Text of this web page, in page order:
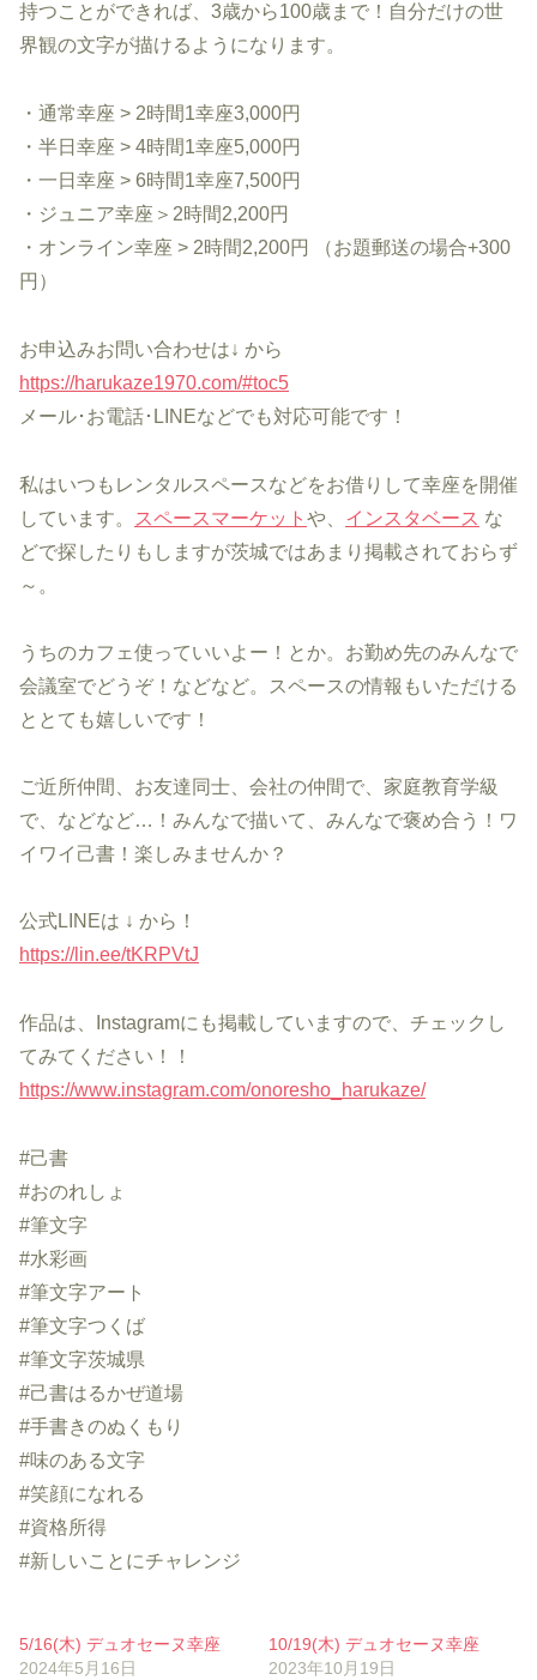
持つことができれば、3歳から100歳まで！自分だけの世
界観の文字が描けるようになります。
・通常幸座 > 2時間1幸座3,000円
・半日幸座 > 4時間1幸座5,000円
・一日幸座 > 6時間1幸座7,500円
・ジュニア幸座＞2時間2,200円
・オンライン幸座 > 2時間2,200円 （お題郵送の場合+300
円）
お申込みお問い合わせは↓ から
https://harukaze1970.com/#toc5
メール･お電話･LINEなどでも対応可能です！
私はいつもレンタルスペースなどをお借りして幸座を開催
しています。
スペースマーケット や、 インスタベース な
どで探したりもしますが茨城ではあまり掲載されておらず
～。
うちのカフェ使っていいよー！とか。お勤め先のみんなで
会議室でどうぞ！などなど。スペースの情報もいただける
ととても嬉しいです！
ご近所仲間、お友達同士、会社の仲間で、家庭教育学級
で、などなど…！みんなで描いて、みんなで褒め合う！ワ
イワイ己書！楽しみませんか？
公式LINEは ↓ から！
https://lin.ee/tKRPVtJ
作品は、Instagramにも掲載していますので、チェックし
てみてください！！
https://www.instagram.com/onoresho_harukaze/
#己書
#おのれしょ
#筆文字
#水彩画
#筆文字アート
#筆文字つくば
#筆文字茨城県
#己書はるかぜ道場
#手書きのぬくもり
#味のある文字
#笑顔になれる
#資格所得
#新しいことにチャレンジ
5/16(木) デュオセーヌ幸座
2024年5月16日
10/19(木) デュオセーヌ幸座
2023年10月19日